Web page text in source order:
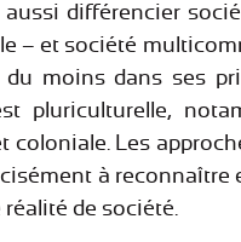
aussi différencier
– et société
du moins dans ses
pluriculturelle,
coloniale. Les
à reconnaître
de société.